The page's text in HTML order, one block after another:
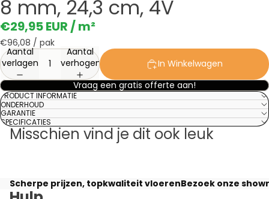
8 mm, 24,3 cm, 4V
€29,95 EUR / m²
€96,08 / pak
Aantal
verlagen
Aantal
verhogen
In Winkelwagen
Vraag een gratis offerte aan!
PRODUCT INFORMATIE
ONDERHOUD
GARANTIE
SPECIFICATIES
Misschien vind je dit ook leuk
Scherpe prijzen, topkwaliteit vloerenBezoek onze